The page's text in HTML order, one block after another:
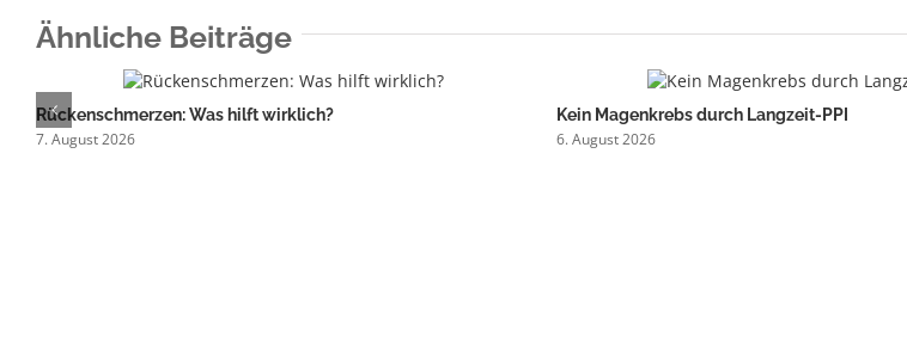
Ähnliche Beiträge
Rückenschmerzen: Was hilft wirklich?
7. August 2026
Kein Magenkrebs durch Langzeit-PPI
6. August 2026